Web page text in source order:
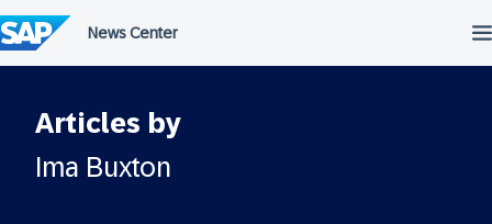
Articles by
Ima Buxton